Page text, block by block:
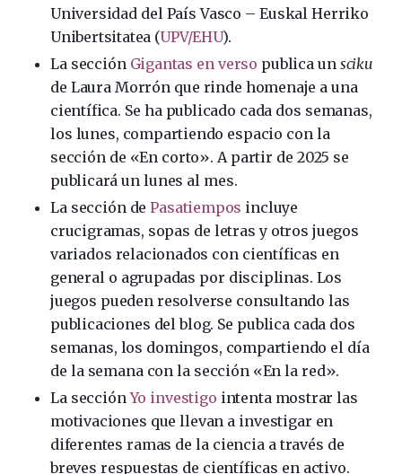
Universidad del País Vasco – Euskal Herriko
Unibertsitatea (UPV/EHU).
La sección Gigantas en verso publica un sciku
de Laura Morrón que rinde homenaje a una
científica. Se ha publicado cada dos semanas,
los lunes, compartiendo espacio con la
sección de «En corto». A partir de 2025 se
publicará un lunes al mes.
La sección dePasatiempos incluye
crucigramas, sopas de letras y otros juegos
variados relacionados con científicas en
general o agrupadas por disciplinas. Los
juegos pueden resolverse consultando las
publicaciones del blog. Se publica cada dos
semanas, los domingos, compartiendo el día
de la semana con la sección «En la red».
La secciónYo investigo intenta mostrar las
motivaciones que llevan a investigar en
diferentes ramas de la ciencia a través de
breves respuestas de científicas en activo.